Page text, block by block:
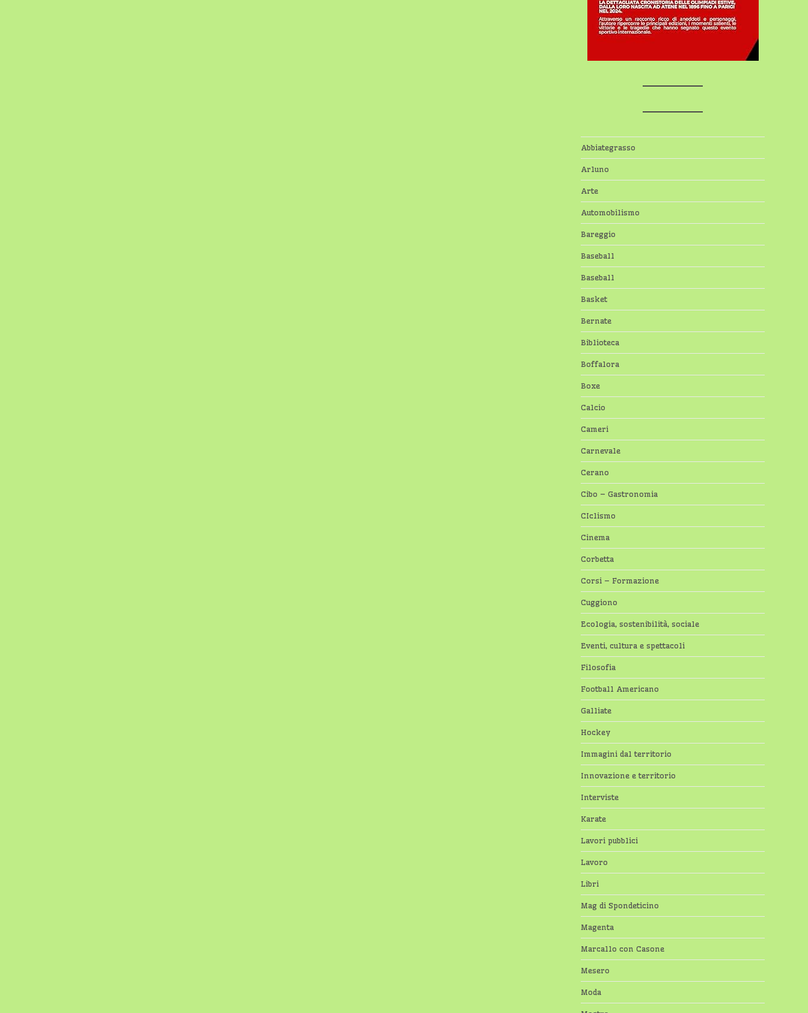
Abbiategrasso
Arluno
Arte
Automobilismo
Bareggio
Baseball
Baseball
Basket
Bernate
Biblioteca
Boffalora
Boxe
Calcio
Cameri
Carnevale
Cerano
Cibo – Gastronomia
CIclismo
Cinema
Corbetta
Corsi – Formazione
Cuggiono
Ecologia, sostenibilità, sociale
Eventi, cultura e spettacoli
Filosofia
Football Americano
Galliate
Hockey
Immagini dal territorio
Innovazione e territorio
Interviste
Karate
Lavori pubblici
Lavoro
Libri
Mag di Spondeticino
Magenta
Marcallo con Casone
Mesero
Moda